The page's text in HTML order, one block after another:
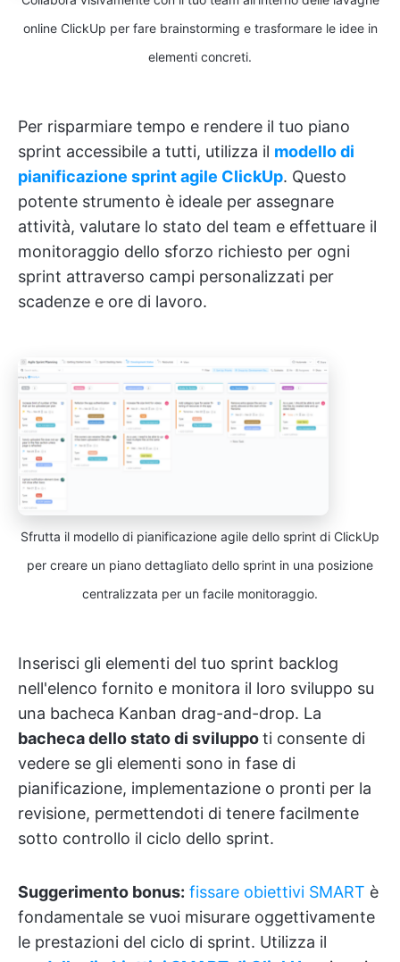
online ClickUp per fare brainstorming e trasformare le idee in
elementi concreti.
Per risparmiare tempo e rendere il tuo piano
sprint accessibile a tutti, utilizza il modello di
pianificazione sprint agile ClickUp. Questo
potente strumento è ideale per assegnare
attività, valutare lo stato del team e effettuare il
monitoraggio dello sforzo richiesto per ogni
sprint attraverso campi personalizzati per
scadenze e ore di lavoro.
Sfrutta il modello di pianificazione agile dello sprint di ClickUp
per creare un piano dettagliato dello sprint in una posizione
centralizzata per un facile monitoraggio.
Inserisci gli elementi del tuo sprint backlog
nell'elenco fornito e monitora il loro sviluppo su
una bacheca Kanban drag-and-drop. La
bacheca dello stato di sviluppoti consente di
vedere se gli elementi sono in fase di
pianificazione, implementazione o pronti per la
revisione, permettendoti di tenere facilmente
sotto controllo il ciclo dello sprint.
Suggerimento bonus: fissare obiettivi SMART è
fondamentale se vuoi misurare oggettivamente
le prestazioni del ciclo di sprint. Utilizza il